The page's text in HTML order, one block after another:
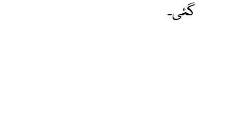
گئی۔